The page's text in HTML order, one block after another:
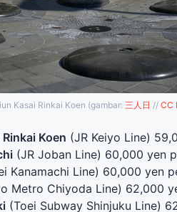
Kasai Rinkai Koen (gambar: 三人日 // CC
Koen (JR Keiyo Line)
(JR Joban Line) 60,000 yen
Kanamachi Line) 60,000 yen
Metro Chiyoda Line) 62,000
(Toei Subway Shinjuku Line)